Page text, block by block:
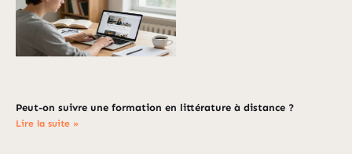
Peut-on suivre une formation en littérature à distance ?
Lire la suite »